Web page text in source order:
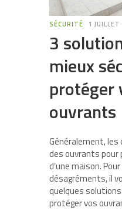
SÉCURITÉ 1 JUILLET
3
mieux
protéger
ouvrants
Généralement,
des ouvrants pour
d’une maison.
désagréments, il
quelques
protéger vos